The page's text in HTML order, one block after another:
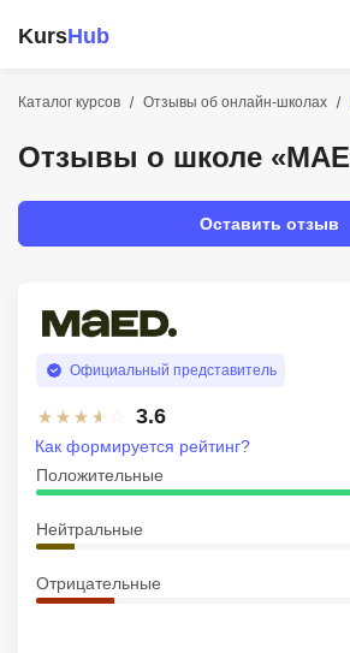
KursHub
Каталог курсов Отзывы об онлайн-школах
Отзывы о школе
Оставить отзыв
Официальный представитель
3.6
Положительные
Нейтральные
Отрицательные
Как формируется рейтинг?
Разработка
Маркетинг
Дизайн
Аналитика
Менеджмент